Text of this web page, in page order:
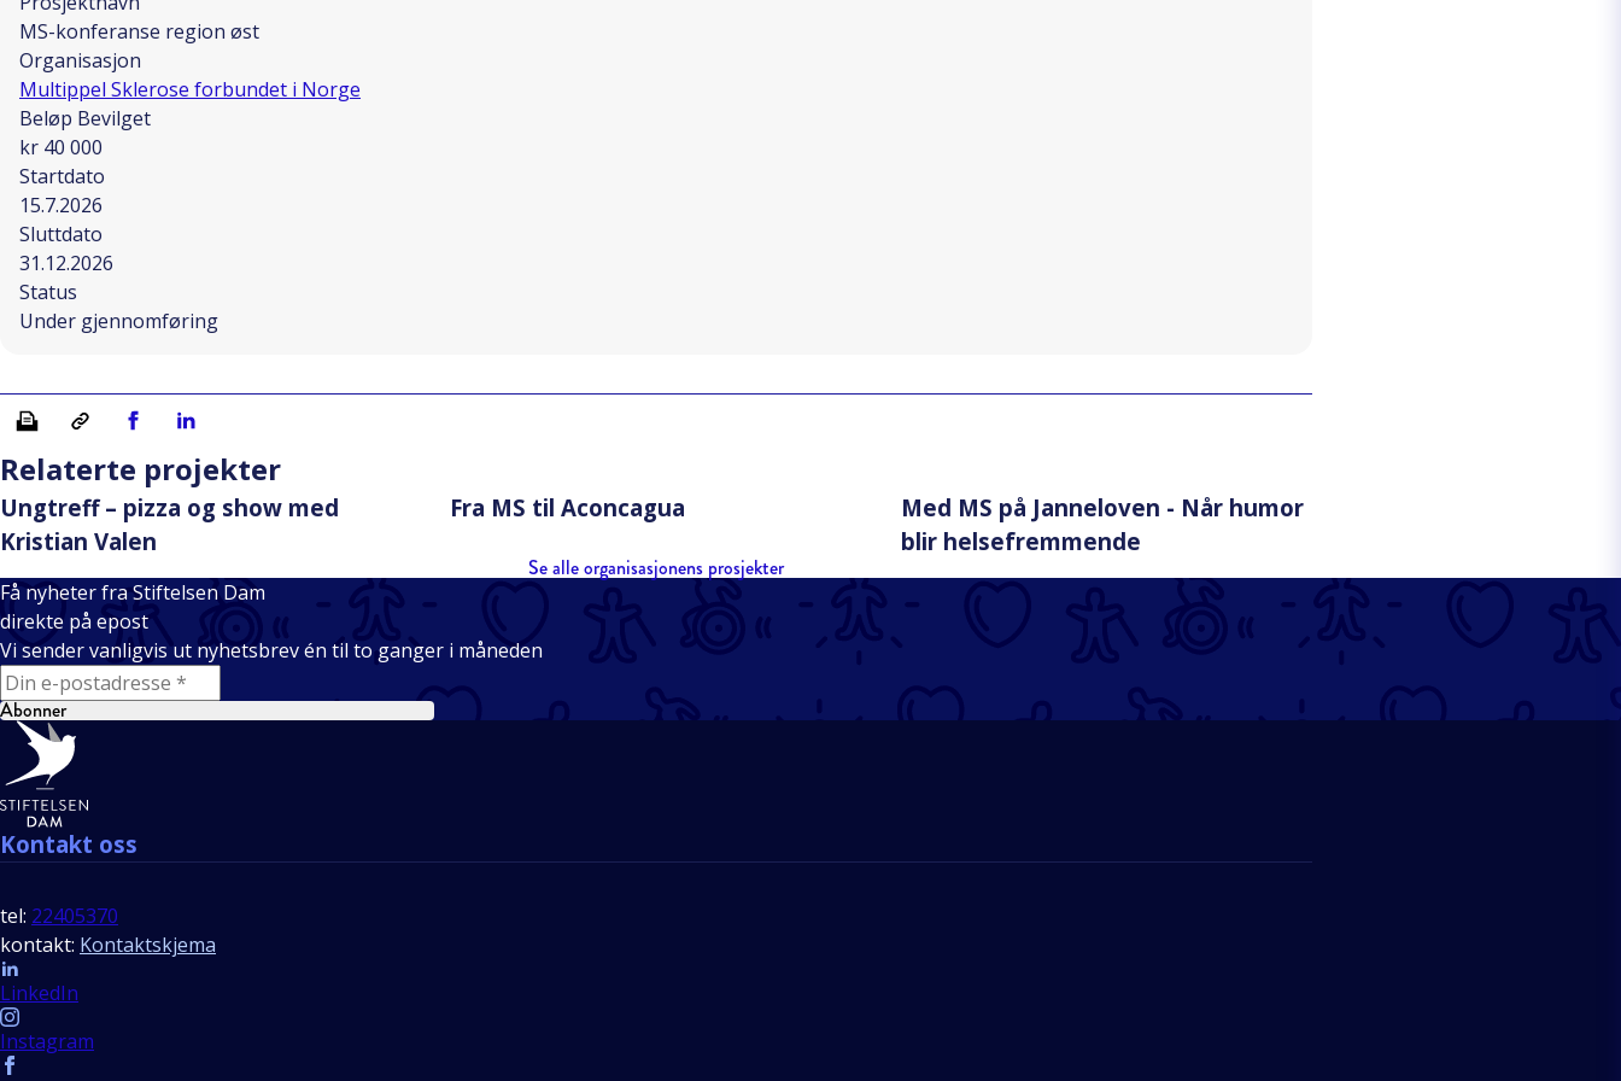
MS-konferanse region øst
Organisasjon
Multippel Sklerose forbundet i Norge
Beløp Bevilget
kr 40 000
Startdato
15.7.2026
Sluttdato
31.12.2026
Status
Under gjennomføring
Skriv ut Kopiera länkDel på Facebook
Del på Linkedin
Relaterte projekter
Ungtreff – pizza og show med
Kristian Valen
Fra MS til Aconcagua
Med MS på Janneloven - Når humor
blir helsefremmende
Se alle organisasjonens prosjekter
Få nyheter fra Stiftelsen Dam
direkte på epost
Vi sender vanligvis ut nyhetsbrev én til to ganger i måneden
E-mail
Abonner
Bunntekst
Kontakt oss
tel: 22405370
kontakt: Kontaktskjema
Follow us
LinkedIn
Instagram